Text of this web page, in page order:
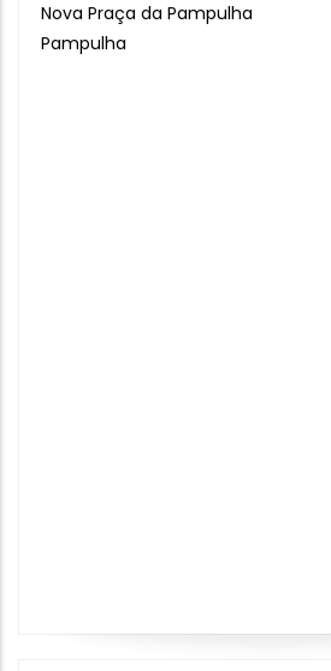
Nova Praça da Pampulha
Pampulha